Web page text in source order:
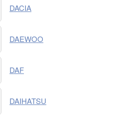
DACIA
DAEWOO
DAF
DAIHATSU